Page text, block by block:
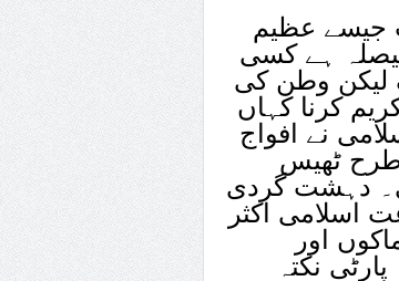
جیسے عظیم
فیصلہ ہے کسی
لیکن وطن کی
کرنا کہاں
نے افواج
طرح ٹھیس
دہشت گردی
اسلامی اکثر
اور
نکتہ